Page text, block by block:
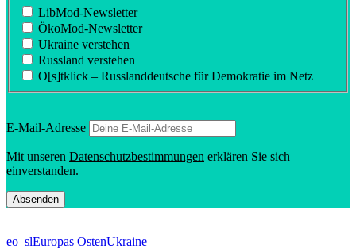
LibMod-Newsletter
ÖkoMod-Newsletter
Ukraine verstehen
Russland verstehen
O[s]tklick – Russland­deutsche für Demokratie im Netz
E‑Mail-Adresse
Mit unseren Daten­schutz­be­stim­mungen erklären Sie sich
einverstanden.
eo_slEuropas OstenUkraine